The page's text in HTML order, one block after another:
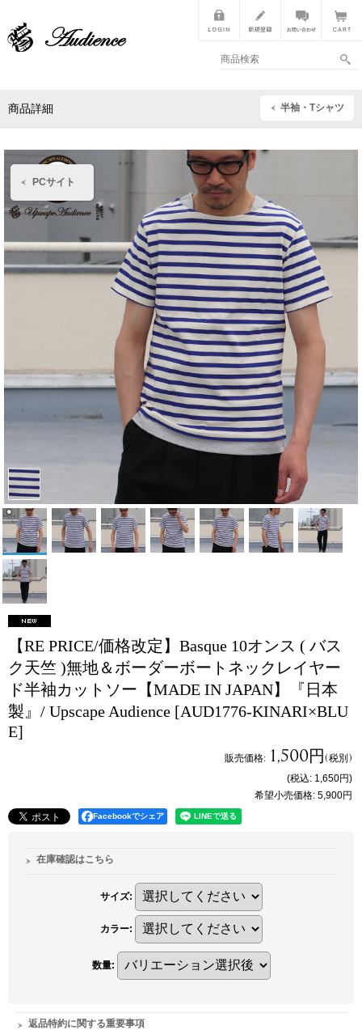
PCサイト
商品詳細 半袖・Tシャツ
【RE PRICE/価格改定】Basque 10オンス ( バス
ク天竺 )無地＆ボーダーボートネックレイヤー
ド半袖カットソー【MADE IN JAPAN】『日本
製』/ Upscape Audience [AUD1776-KINARI×BLU
E]
販売価格: 1,500円(税別)
(税込: 1,650円)
希望小売価格: 5,900円
Facebookでシェア
在庫確認はこちら
サイズ:
カラー:
数量:
返品特約に関する重要事項